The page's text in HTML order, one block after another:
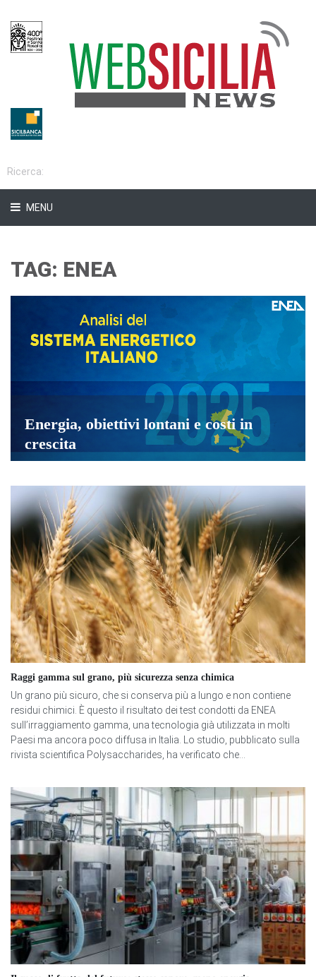
MENU
TAG: ENEA
Energia, obiettivi lontani e costi in
crescita
Raggi gamma sul grano, più sicurezza senza chimica
Un grano più sicuro, che si conserva più a lungo e non contiene
residui chimici. È questo il risultato dei test condotti da ENEA
sull’irraggiamento gamma, una tecnologia già utilizzata in molti
Paesi ma ancora poco diffusa in Italia. Lo studio, pubblicato sulla
rivista scientifica Polysaccharides, ha verificato che...